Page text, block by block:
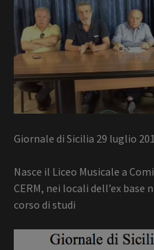
Giornale di Sicilia 29 luglio
Nasce il Liceo Musicale a
CERM, nei locali dell’ex
corso di studi